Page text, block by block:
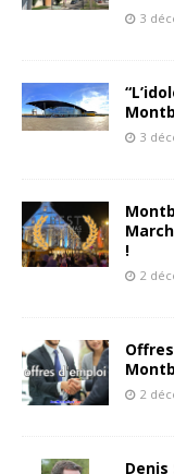
3
3
!
2
2
Denis